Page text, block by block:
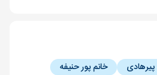
پیرهادی
خانم پور حنیفه